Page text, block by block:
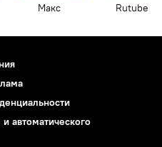
Макс Rutube
автоматического